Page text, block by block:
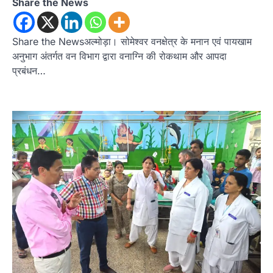
Share the Newsअल्मोड़ा। सोमेश्वर वनक्षेत्र के मनान एवं पायखाम
अनुभाग अंतर्गत वन विभाग द्वारा वनाग्नि की रोकथाम और आपदा
प्रबंधन…